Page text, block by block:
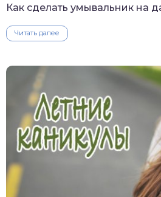
Как сделать умывальник на
Читать далее